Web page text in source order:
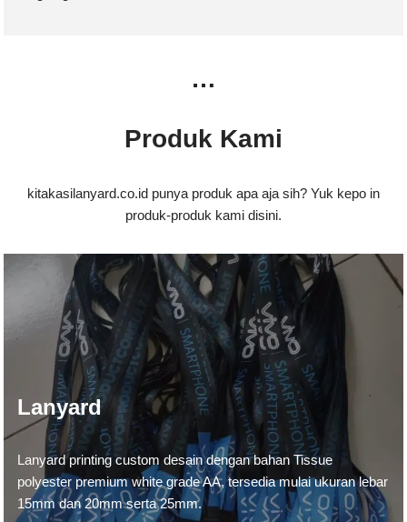
…
Produk Kami
kitakasilanyard.co.id punya produk apa aja sih? Yuk kepo in
produk-produk kami disini.
Lanyard
Lanyard printing custom desain dengan bahan Tissue
polyester premium white grade AA, tersedia mulai ukuran lebar
15mm dan 20mm serta 25mm.